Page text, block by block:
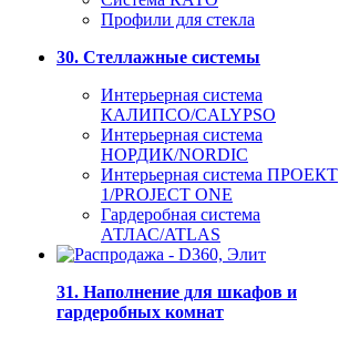
Профили для стекла
30. Стеллажные системы
Интерьерная система
КАЛИПСО/CALYPSO
Интерьерная система
НОРДИК/NORDIC
Интерьерная система ПРОЕКТ
1/PROJECT ONE
Гардеробная система
АТЛАС/ATLAS
31. Наполнение для шкафов и
гардеробных комнат